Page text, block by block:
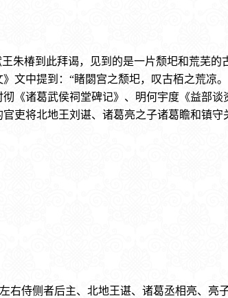
朱椿到此拜谒，见到的是一片颓圯和荒芜
文中提到：“睹閟宫之颓圯，叹古栢之荒凉
《诸葛武侯祠堂碑记》、明何宇度《益部
吏将北地王刘谌、诸葛亮之子诸葛瞻和镇守
右侍侧者后主、北地王谌、诸葛丞相亮、